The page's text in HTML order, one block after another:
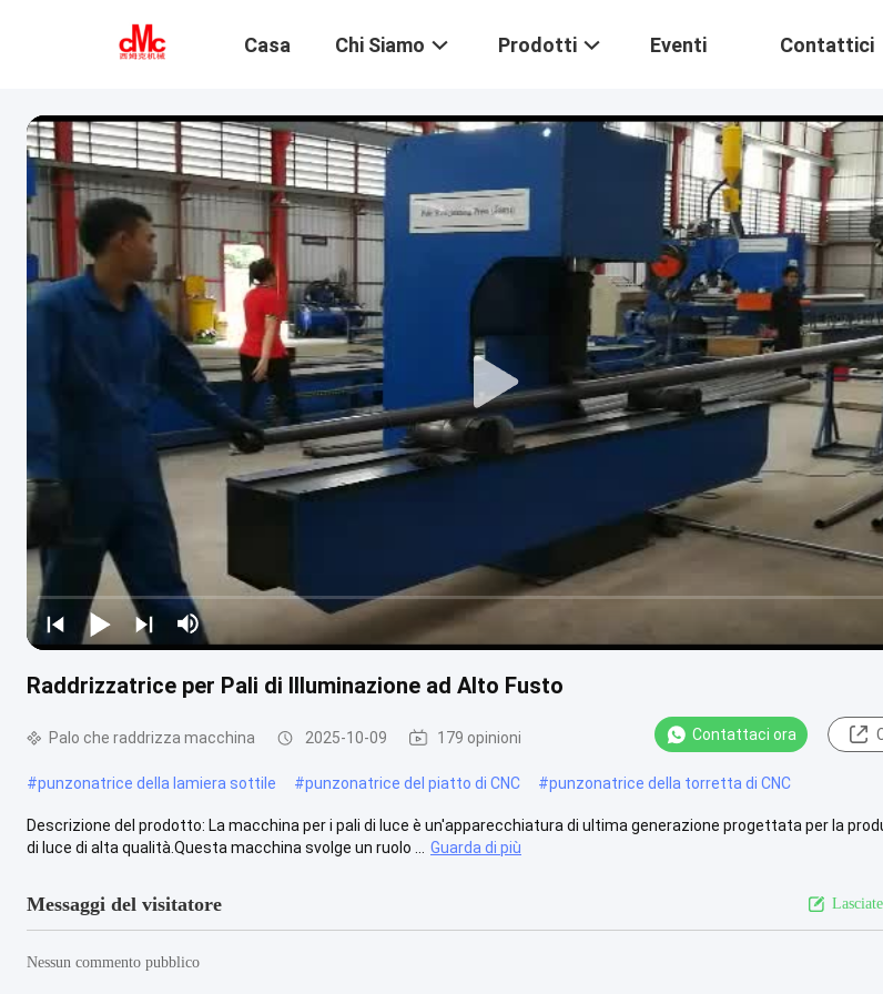
Casa Chi Siamo Prodotti Eventi Contattici
Raddrizzatrice per Pali di Illuminazione ad Alto Fusto
Palo che raddrizza macchina 2025-10-09 179 opinioni Contattaci ora
#punzonatrice della lamiera sottile #punzonatrice del piatto di CNC #punzonatrice della torretta di CNC
Descrizione del prodotto: La macchina per i pali di luce è un'apparecchiatura di ultima generazione progettata per la
di luce di alta qualità.Questa macchina svolge un ruolo ...
Guarda di più
Messaggi del visitatore
Nessun commento pubblico